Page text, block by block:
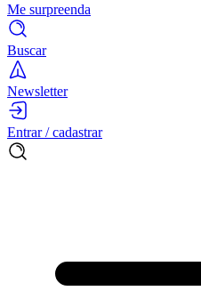
Me surpreenda
Buscar
Newsletter
Entrar / cadastrar